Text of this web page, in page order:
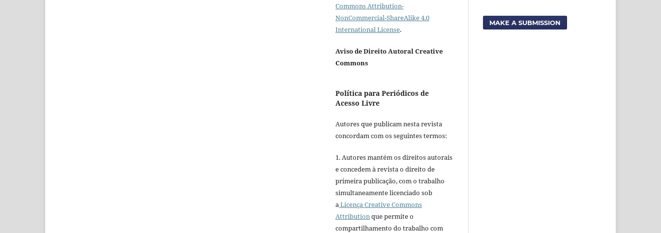
Commons Attribution-
NonCommercial-ShareAlike 4.0
International License.
Aviso de Direito Autoral Creative
Commons
Política para Periódicos de
Acesso Livre
Autores que publicam nesta revista
concordam com os seguintes termos:
1. Autores mantém os direitos autorais
e concedem à revista o direito de
primeira publicação, com o trabalho
simultaneamente licenciado sob
a Licença Creative Commons
Attribution que permite o
compartilhamento do trabalho com
MAKE A SUBMISSION